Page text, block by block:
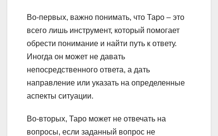
Во-первых, важно понимать, что Таро – это
всего лишь инструмент, который помогает
обрести понимание и найти путь к ответу.
Иногда он может не давать
непосредственного ответа, а дать
направление или указать на определенные
аспекты ситуации.
Во-вторых, Таро может не отвечать на
вопросы, если заданный вопрос не